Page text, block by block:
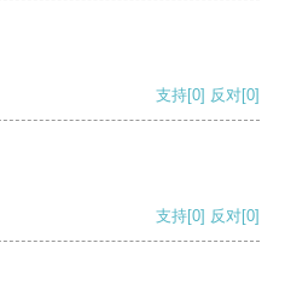
支持[0] 反对[0]
支持[0] 反对[0]